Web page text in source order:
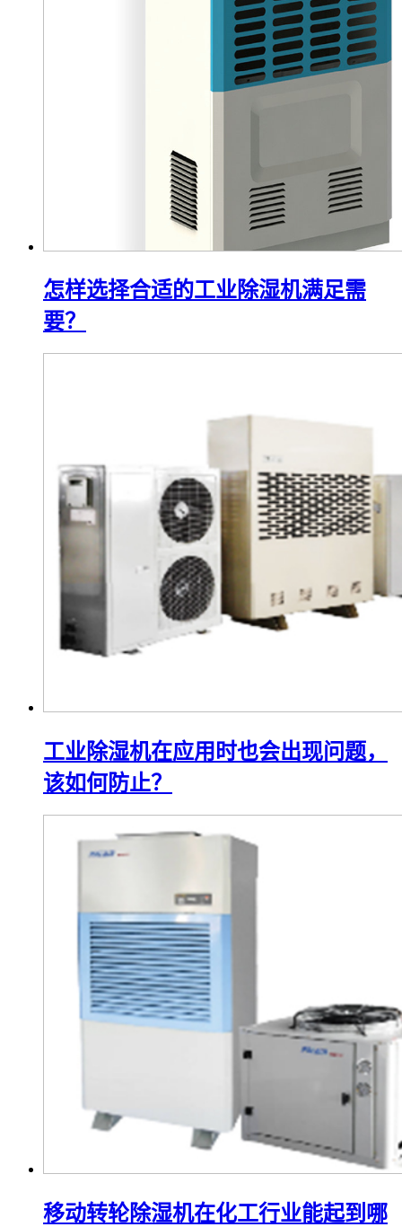
怎样选择合适的工业除湿机满足需
要？
工业除湿机在应用时也会出现问题，
该如何防止？
移动转轮除湿机在化工行业能起到哪